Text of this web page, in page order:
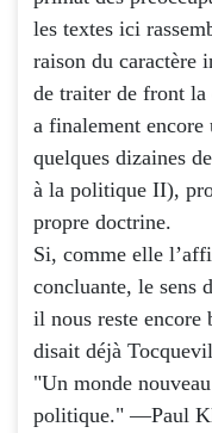
les textes ici
raison du caractère
de traiter de front
a finalement encore
quelques dizaines
à la politique II),
propre doctrine.
Si, comme elle
concluante, le sens
il nous reste encore
disait déjà
"Un monde
politique."—Paul